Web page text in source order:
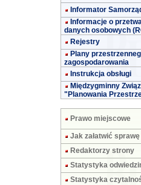
Informator
Informacje o
danych osobowych
Rejestry
Plany
zagospodarowania
Instrukcja obsługi
Międzygminny
"Planowania
Prawo miejscowe
Jak załatwić sprawę
Redaktorzy strony
Statystyka
Statystyka